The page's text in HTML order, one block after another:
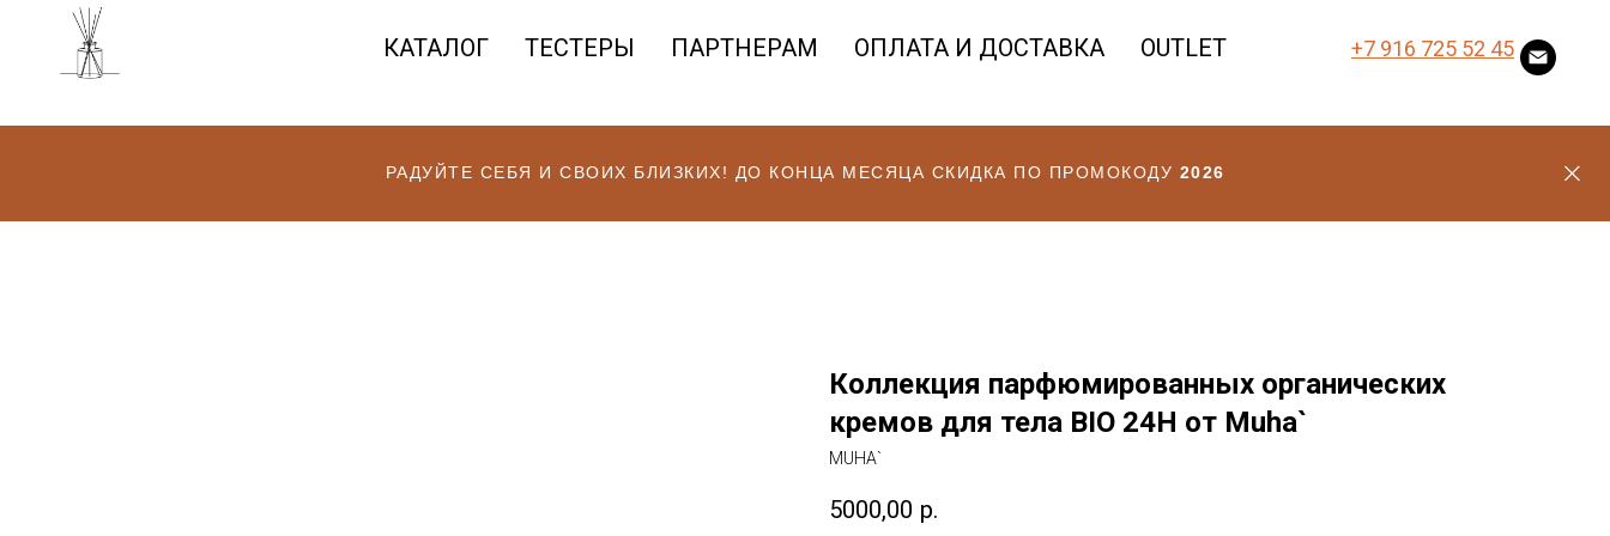
КАТАЛОГ ТЕСТЕРЫ ПАРТНЕРАМ ОПЛАТА И ДОСТАВКА OUTLET +7 916 725 52 45
РАДУЙТЕ СЕБЯ И СВОИХ БЛИЗКИХ! ДО КОНЦА МЕСЯЦА СКИДКА ПО ПРОМОКОДУ 2026
Коллекция парфюмированных органических
кремов для тела BIO 24H от Muha`
MUHA`
5000,00 р.